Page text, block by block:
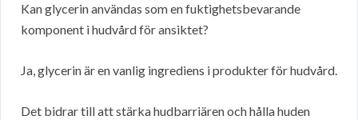
Kan glycerin användas som en fuktighetsbevarande
komponent i hudvård för ansiktet?
Ja, glycerin är en vanlig ingrediens i produkter för hudvård.
Det bidrar till att stärka hudbarriären och hålla huden